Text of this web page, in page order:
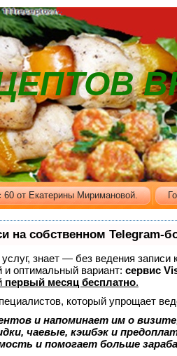
60 от Екатерины Миримановой.
на собственном Telegram-
знает — без ведения
оптимальный вариант: сервис
первый месяц бесплатно.
который упрощает
и напоминает им о
чаевые, кэшбэк и
и помогает больше